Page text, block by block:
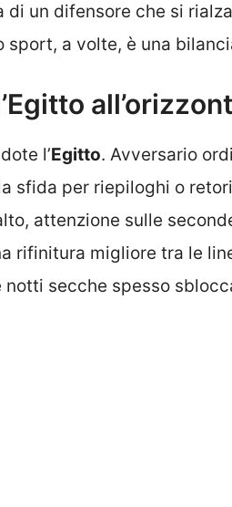
di un difensore che si
sport, a volte, è una
l’Egitto. Avversario
sfida per riepiloghi o
attenzione sulle
rifinitura migliore tra le
secche spesso